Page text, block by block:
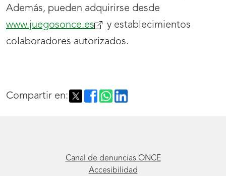
Además, pueden adquirirse desde
www.juegosonce.es(se
abrirá
y establecimientos
colaboradores autorizados.
Compartir en:
Canal de denuncias ONCE
Accesibilidad